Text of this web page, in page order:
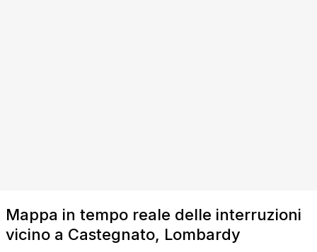
Mappa in tempo reale delle interruzioni
vicino a Castegnato, Lombardy